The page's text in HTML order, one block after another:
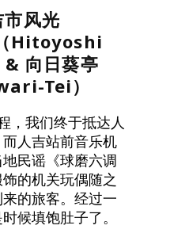
风光
Hitoyoshi
向日葵亭
Tei）
，我们终于抵达人
人吉站前音乐机
民谣《球磨六调
的机关玩偶随之
的旅客。经过一
候填饱肚子了。